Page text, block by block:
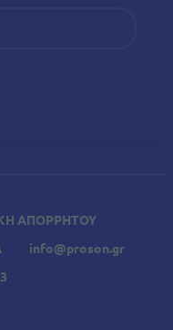
ΑΠΟΡΡΗΤΟΥ
info@proson.gr